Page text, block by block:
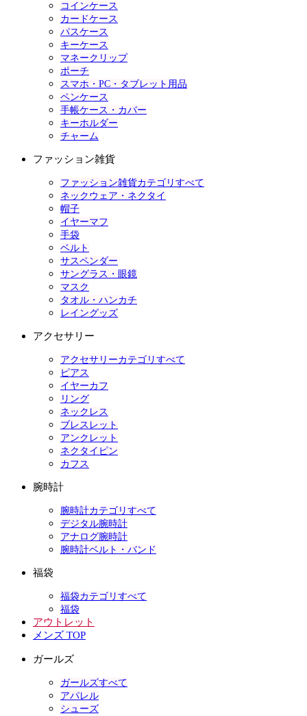
コインケース
カードケース
パスケース
キーケース
マネークリップ
ポーチ
スマホ・PC・タブレット用品
ペンケース
手帳ケース・カバー
キーホルダー
チャーム
ファッション雑貨
ファッション雑貨カテゴリすべて
ネックウェア・ネクタイ
帽子
イヤーマフ
手袋
ベルト
サスペンダー
サングラス・眼鏡
マスク
タオル・ハンカチ
レイングッズ
アクセサリー
アクセサリーカテゴリすべて
ピアス
イヤーカフ
リング
ネックレス
ブレスレット
アンクレット
ネクタイピン
カフス
腕時計
腕時計カテゴリすべて
デジタル腕時計
アナログ腕時計
腕時計ベルト・バンド
福袋
福袋カテゴリすべて
福袋
アウトレット
メンズ TOP
ガールズ
ガールズすべて
アパレル
シューズ